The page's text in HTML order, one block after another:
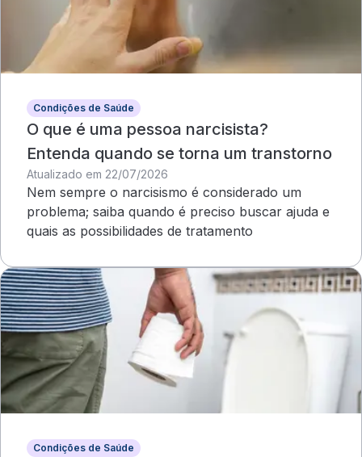
Condições de Saúde
O que é uma pessoa narcisista?
Entenda quando se torna um transtorno
Atualizado em 22/07/2026
Nem sempre o narcisismo é considerado um
problema; saiba quando é preciso buscar ajuda e
quais as possibilidades de tratamento
Condições de Saúde